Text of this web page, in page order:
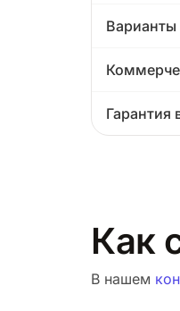
Варианты
Гарантия
Как
В нашем